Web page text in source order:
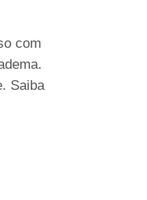
com
Saiba